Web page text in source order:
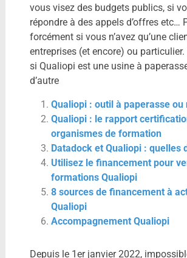
vous visez des budgets publics, si
répondre à des appels d’offres etc…
forcément si vous n’avez qu’une
entreprises (et encore) ou
si Qualiopi est une usine à
d’autre
Qualiopi : outil à paperasse ou
Qualiopi : le rapport
organismes de formation
Datadock et Qualiopi : quelles
Utilisez le financement pour
formations Qualiopi
8 sources de financement à
Qualiopi
Accompagnement Qualiopi
Depuis le 1er janvier 2022,